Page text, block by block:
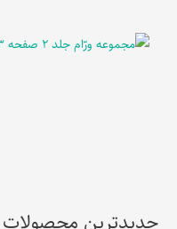
جدیدترین محصولات